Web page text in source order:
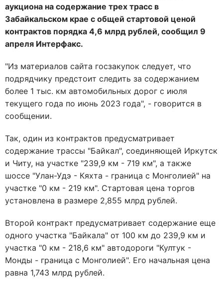
аукциона на содержание трех трасс в
Забайкальском крае с общей стартовой ценой
контрактов порядка 4,6 млрд рублей, сообщил 9
апреля Интерфакс.
"Из материалов сайта госзакупок следует, что
подрядчику предстоит следить за содержанием
более 1 тыс. км автомобильных дорог с июля
текущего года по июнь 2023 года", - говорится в
сообщении.
Так, один из контрактов предусматривает
содержание трассы "Байкал", соединяющей Иркутск
и Читу, на участке "239,9 км - 719 км", а также
шоссе "Улан-Удэ - Кяхта - граница с Монголией" на
участке "0 км - 219 км". Стартовая цена торгов
установлена в размере 2,855 млрд рублей.
Второй контракт предусматривает содержание еще
одного участка "Байкала" от 100 км до 239,9 км и
участка "0 км - 218,6 км" автодороги "Култук -
Монды - граница с Монголией". Его начальная цена
равна 1,743 млрд рублей.